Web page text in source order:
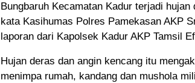
Bungbaruh Kecamatan Kadur terjadi
kata Kasihumas Polres Pamekasan AKP
laporan dari Kapolsek Kadur AKP Tamsil
Hujan deras dan angin kencang itu
menimpa rumah, kandang dan mushola